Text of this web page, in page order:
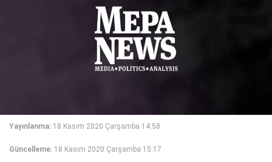
Yayınlanma: 18 Kasım 2020 Çarşamba 14:58
Güncelleme: 18 Kasım 2020 Çarşamba 15:17